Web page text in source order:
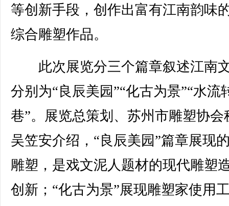
等创新手段，创作出富有江南韵味
综合雕塑作品。
此次展览分三个篇章叙述江南
分别为“良辰美园”“化古为景”“水流
巷”。展览总策划、苏州市雕塑协会
吴笠安介绍，“良辰美园”篇章展现
雕塑，是戏文泥人题材的现代雕塑
创新；“化古为景”展现雕塑家使用